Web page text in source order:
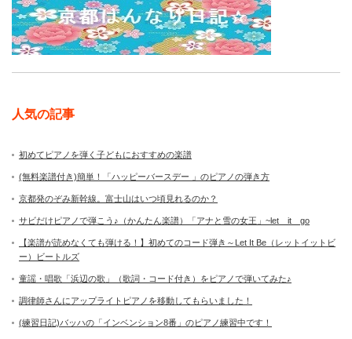
人気の記事
初めてピアノを弾く子どもにおすすめの楽譜
(無料楽譜付き)簡単！「ハッピーバースデー 」のピアノの弾き方
京都発のぞみ新幹線。富士山はいつ頃見れるのか？
サビだけピアノで弾こう♪（かんたん楽譜）「アナと雪の女王」~let it go
【楽譜が読めなくても弾ける！】初めてのコード弾き～Let It Be（レットイットビ
ー）ビートルズ
童謡・唱歌「浜辺の歌」（歌詞・コード付き）をピアノで弾いてみた♪
調律師さんにアップライトピアノを移動してもらいました！
(練習日記)バッハの「インベンション8番」のピアノ練習中です！